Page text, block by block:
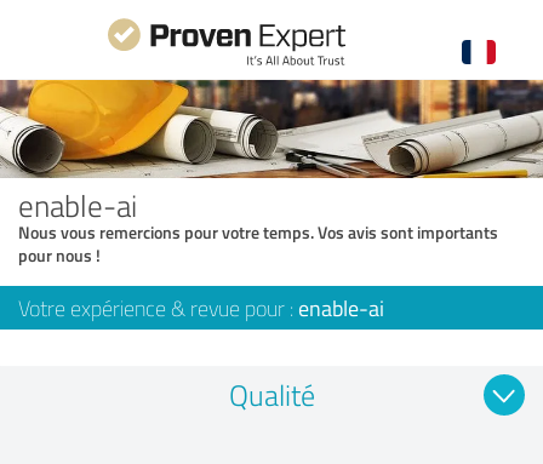
enable-ai
Nous vous remercions pour votre temps. Vos avis sont importants
pour nous !
Votre expérience & revue pour : enable-ai
Qualité